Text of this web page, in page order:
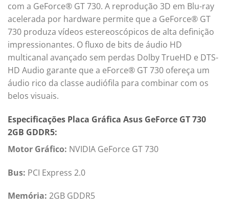
com a GeForce® GT 730. A reprodução 3D em Blu-ray
acelerada por hardware permite que a GeForce® GT
730 produza vídeos estereoscópicos de alta definição
impressionantes. O fluxo de bits de áudio HD
multicanal avançado sem perdas Dolby TrueHD e DTS-
HD Audio garante que a eForce® GT 730 ofereça um
áudio rico da classe audiófila para combinar com os
belos visuais.
Especificações Placa Gráfica Asus GeForce GT 730
2GB GDDR5:
Motor Gráfico: NVIDIA GeForce GT 730
Bus: PCI Express 2.0
Memória: 2GB GDDR5